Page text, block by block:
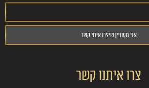
צרו איתנו קשר